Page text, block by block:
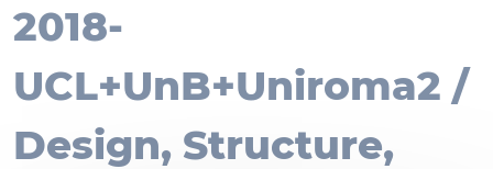
2018-
UCL+UnB+Uniroma2 /
Design, Structure,